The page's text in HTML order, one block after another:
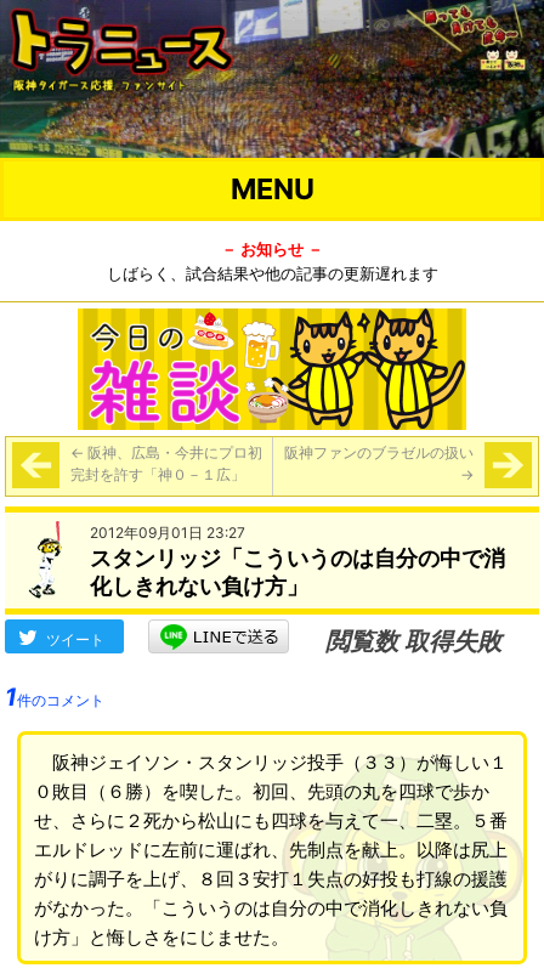
MENU
－ お知らせ －
しばらく、試合結果や他の記事の更新遅れます
← 阪神、広島・今井にプロ初
完封を許す「神０－１広」
阪神ファンのブラゼルの扱い
→
2012年09月01日 23:27
スタンリッジ「こういうのは自分の中で消
化しきれない負け方」
ツイート
閲覧数 取得失敗
1件のコメント
阪神ジェイソン・スタンリッジ投手（３３）が悔しい１
０敗目（６勝）を喫した。初回、先頭の丸を四球で歩か
せ、さらに２死から松山にも四球を与えて一、二塁。５番
エルドレッドに左前に運ばれ、先制点を献上。以降は尻上
がりに調子を上げ、８回３安打１失点の好投も打線の援護
がなかった。「こういうのは自分の中で消化しきれない負
け方」と悔しさをにじませた。